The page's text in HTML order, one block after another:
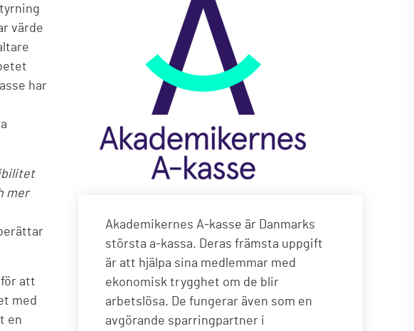
värde
har
mer
att
med
en
Akademikernes A-kasse är Danmarks
största a-kassa. Deras främsta uppgift
är att hjälpa sina medlemmar med
ekonomisk trygghet om de blir
arbetslösa. De fungerar även som en
avgörande sparringpartner i